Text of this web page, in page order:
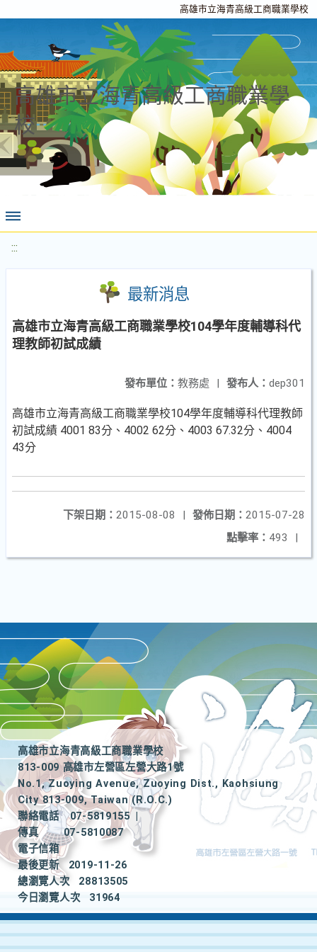
高雄市立海青高級工商職業學校
高雄市立海青高級工商職業學
校
:::
最新消息
高雄市立海青高級工商職業學校104學年度輔導科代
理教師初試成績
發布人： dep301
發布單位： 教務處 |
高雄市立海青高級工商職業學校104學年度輔導科代理教師
初試成績 4001 83分、4002 62分、4003 67.32分、4004
43分
發佈日期： 2015-07-28
下架日期： 2015-08-08
|
點擊率： 493 |
高雄市立海青高級工商職業學校
813-009 高雄市左營區左營大路1號
No.1, Zuoying Avenue, Zuoying Dist., Kaohsiung
City 813-009, Taiwan (R.O.C.)
聯絡電話
07-5819155
|
傳真
07-5810087
電子信箱
最後更新
2019-11-26
總瀏覽人次
28813505
今日瀏覽人次
31964